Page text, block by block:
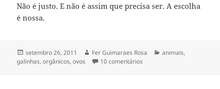
Não é justo. E não é assim que precisa ser. A escolha
é nossa.
Publicado
em
setembro 26, 2011 Autor
Fer Guimaraes Rosa Categorias
animais,
galinhas,orgânicos,ovos 10 comentários